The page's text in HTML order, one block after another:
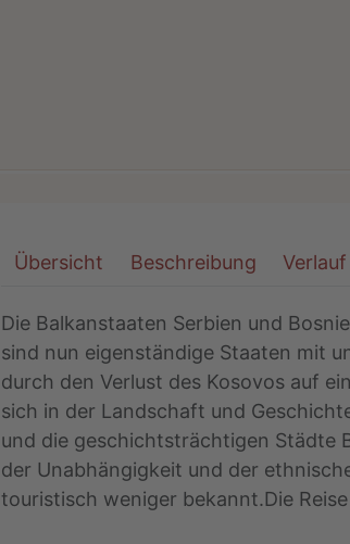
Übersicht Beschreibung Verlauf
Die Balkanstaaten Serbien und
sind nun eigenständige Staaten mit
durch den Verlust des Kosovos auf
sich in der Landschaft und
und die geschichtsträchtigen Städte
der Unabhängigkeit und der
touristisch weniger bekannt.Die